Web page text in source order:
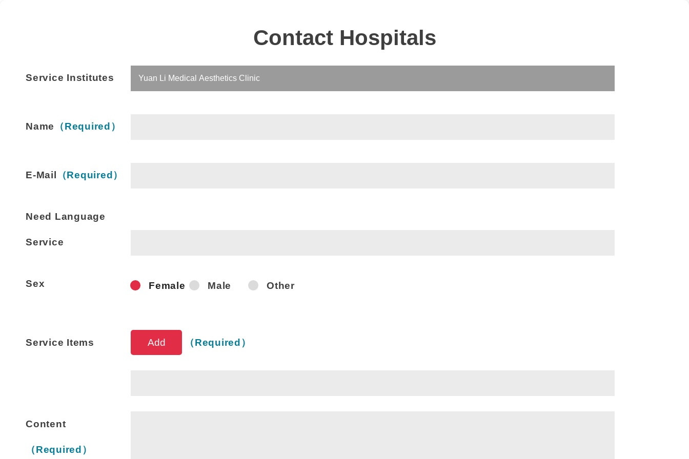
Contact Hospitals
Service Institutes
Name （Required）
E-Mail （Required）
Need Language
Service
Sex Female Male Other
Service Items （Required）
Content
（Required）